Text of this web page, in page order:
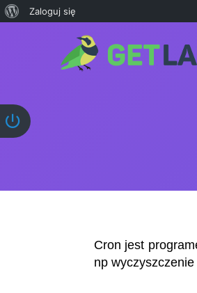
Cron jest
np
Zaloguj się